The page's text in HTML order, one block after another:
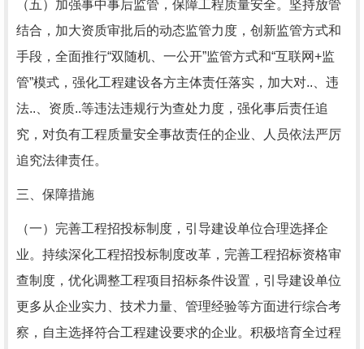
（五）加强事中事后监管，保障工程质量安全。坚持放管
结合，加大资质审批后的动态监管力度，创新监管方式和
手段，全面推行“双随机、一公开”监管方式和“互联网+监
管”模式，强化工程建设各方主体责任落实，加大对..、违
法..、资质..等违法违规行为查处力度，强化事后责任追
究，对负有工程质量安全事故责任的企业、人员依法严厉
追究法律责任。
三、保障措施
（一）完善工程招投标制度，引导建设单位合理选择企
业。持续深化工程招投标制度改革，完善工程招标资格审
查制度，优化调整工程项目招标条件设置，引导建设单位
更多从企业实力、技术力量、管理经验等方面进行综合考
察，自主选择符合工程建设要求的企业。积极培育全过程